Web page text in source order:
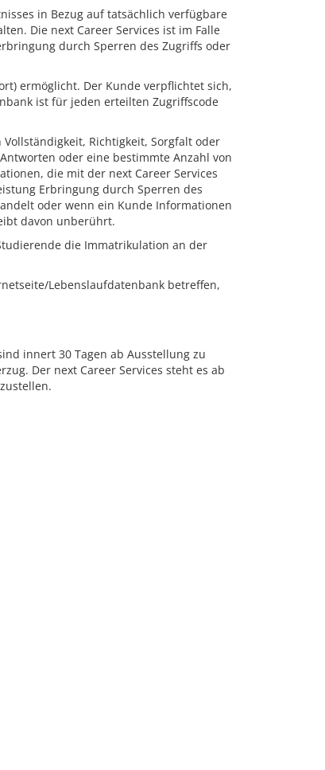
in Bezug auf tatsächlich verfügbare
Die next Career Services ist im Falle
durch Sperren des Zugriffs oder
ermöglicht. Der Kunde verpflichtet sich,
ist für jeden erteilten Zugriffscode
Richtigkeit, Sorgfalt oder
oder eine bestimmte Anzahl von
die mit der next Career Services
Erbringung durch Sperren des
oder wenn ein Kunde Informationen
davon unberührt.
die Immatrikulation an der
Lebenslaufdatenbank betreffen,
innert 30 Tagen ab Ausstellung zu
Der next Career Services steht es ab